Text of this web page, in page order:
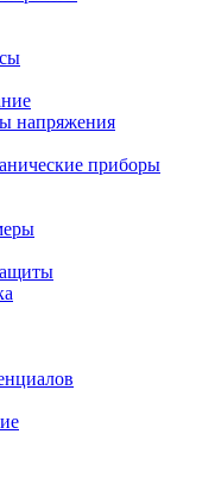
напряжения
приборы